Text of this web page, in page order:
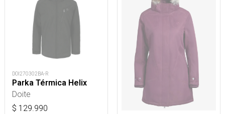
DOI270302BA-R
Parka Térmica Helix
Doite
$ 129.990